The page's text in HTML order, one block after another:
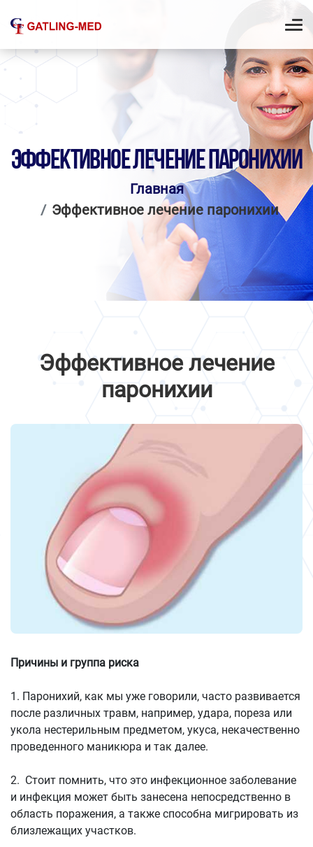
ЭФФЕКТИВНОЕ ЛЕЧЕНИЕ ПАРОНИХИИ
Главная
Эффективное лечение паронихии
Эффективное лечение
паронихии
Причины и группа риска
1. Паронихий, как мы уже говорили, часто развивается
после различных травм, например, удара, пореза или
укола нестерильным предметом, укуса, некачественно
проведенного маникюра и так далее.
2. Стоит помнить, что это инфекционное заболевание
и инфекция может быть занесена непосредственно в
область поражения, а также способна мигрировать из
близлежащих участков.